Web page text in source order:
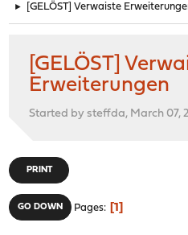
► [GELÖST] Verwaiste
[GELÖST]
Erweiterungen
Started by steffda, March 07,
PRINT
GO DOWN Pages 1